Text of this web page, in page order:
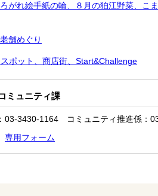
がれ絵手紙の輪、８月の狛江野菜、こ
舗めぐり
ポット、商店街、Start&Challenge
ミュニティ課
03-3430-1164 コミュニティ推進係：
専用フォーム